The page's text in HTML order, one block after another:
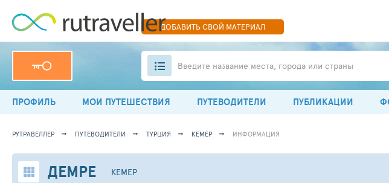
ДОБАВИТЬСВОЙ МАТЕРИАЛ
Введите название места, города или страны
ПРОФИЛЬ МОИ ПУТЕШЕСТВИЯ ПУТЕВОДИТЕЛИ ПУБЛИКАЦИИ
РУТРАВЕЛЛЕР ПУТЕВОДИТЕЛИ ТУРЦИЯ КЕМЕР ИНФОРМАЦИЯ
ДЕМРЕ КЕМЕР